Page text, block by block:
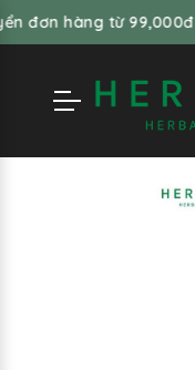
hàng từ 99,000đ